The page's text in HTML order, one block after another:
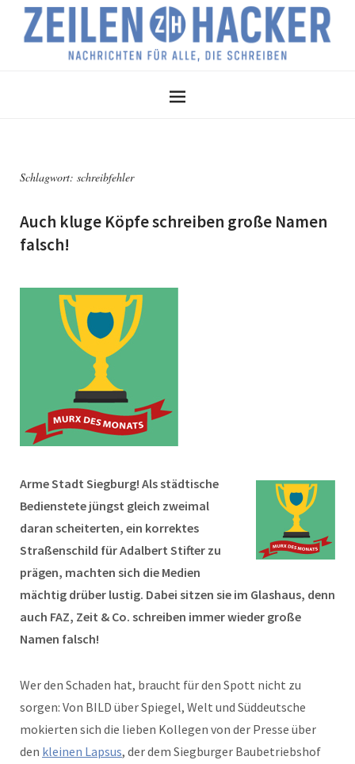
Schlagwort: schreibfehler
Auch kluge Köpfe schreiben große Namen
falsch!
Arme Stadt Siegburg! Als städtische
Bedienstete jüngst gleich zweimal
daran scheiterten, ein korrektes
Straßenschild für Adalbert Stifter zu
prägen, machten sich die Medien
mächtig drüber lustig. Dabei sitzen sie im Glashaus, denn
auch FAZ, Zeit & Co. schreiben immer wieder große
Namen falsch!
Wer den Schaden hat, braucht für den Spott nicht zu
sorgen: Von BILD über Spiegel, Welt und Süddeutsche
mokierten sich die lieben Kollegen von der Presse über
den kleinen Lapsus, der dem Siegburger Baubetriebshof